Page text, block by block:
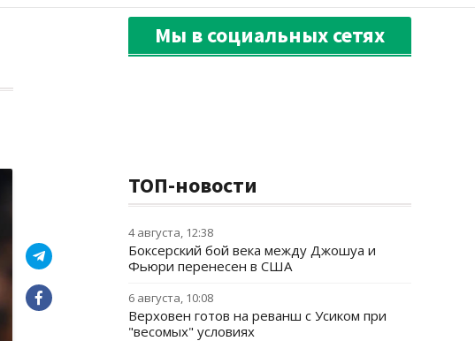
Мы в социальных сетях
ТОП-новости
4 августа, 12:38
Боксерский бой века между Джошуа и
Фьюри перенесен в США
6 августа, 10:08
Верховен готов на реванш с Усиком при
"весомых" условиях